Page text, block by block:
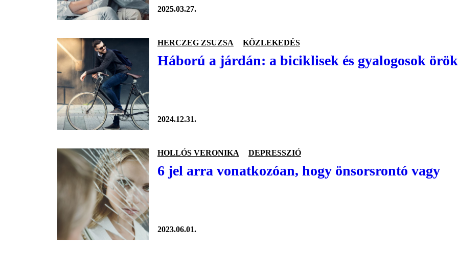
2025.03.27.
HERCZEG ZSUZSA KÖZLEKEDÉS
Háború a járdán: a biciklisek és gyalogosok örök
2024.12.31.
HOLLÓS VERONIKA DEPRESSZIÓ
6 jel arra vonatkozóan, hogy önsorsrontó vagy
2023.06.01.